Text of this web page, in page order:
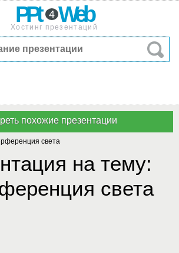
PPt 4 Web
Хостинг презентаций
света
на тему:
света